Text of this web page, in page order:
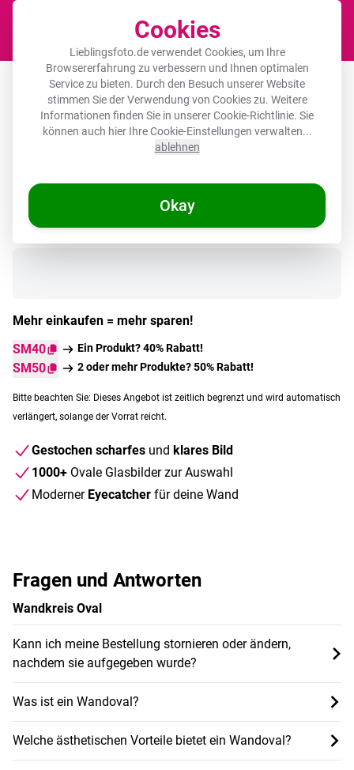
Cookies
Lieblingsfoto.de verwendet Cookies, um Ihre
Browsererfahrung zu verbessern und Ihnen optimalen
Service zu bieten. Durch den Besuch unserer Website
stimmen Sie der Verwendung von Cookies zu. Weitere
Informationen finden Sie in unsererCookie-Richtlinie. Sie
können auch hier Ihre Cookie-Einstellungen verwalten...
ablehnen
Okay
Runde Bilder Aluminium – Giraffe -
Braun - Abstrakt - Gemalt
Auf Lager
Mehr einkaufen = mehr sparen!
SM40
Ein Produkt? 40% Rabatt!
SM50 2 oder mehr Produkte? 50% Rabatt!
Bitte beachten Sie: Dieses Angebot ist zeitlich begrenzt und wird automatisch
verlängert, solange der Vorrat reicht.
Gestochen scharfes und klares Bild
1000+ Ovale Glasbilder zur Auswahl
Moderner Eyecatcher für deine Wand
Fragen und Antworten
Wandkreis Oval
Kann ich meine Bestellung stornieren oder ändern,
nachdem sie aufgegeben wurde?
Was ist ein Wandoval?
Welche ästhetischen Vorteile bietet ein Wandoval?